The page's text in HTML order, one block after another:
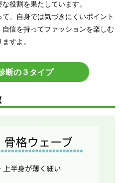
役割を果たしています。
、自身では気づきにくいポイント
信を持ってファッションを楽しむ
すよ。
断の３タイプ